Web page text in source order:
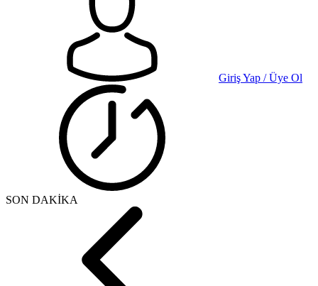
Giriş Yap / Üye Ol
SON DAKİKA